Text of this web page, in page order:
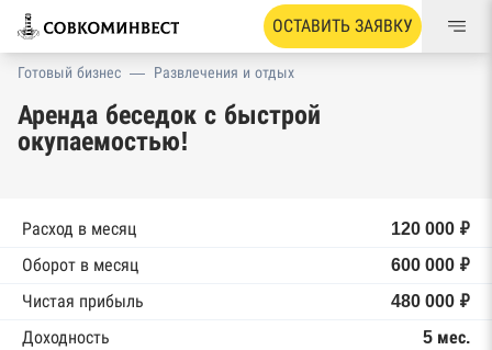
ОСТАВИТЬ ЗАЯВКУ
Готовый бизнес — Развлечения и отдых
Аренда беседок с быстрой
окупаемостью!
Расход в месяц
120 000 ₽
Оборот в месяц
600 000 ₽
Чистая прибыль
480 000 ₽
Доходность
5 мес.